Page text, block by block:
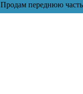
Продам переднюю